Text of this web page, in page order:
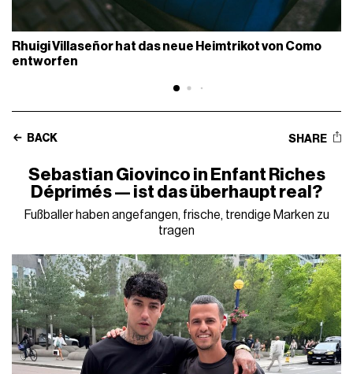
Rhuigi Villaseñor hat das neue Heimtrikot von Como
entworfen
BACK SHARE
Sebastian Giovinco in Enfant Riches
Déprimés — ist das überhaupt real?
Fußballer haben angefangen, frische, trendige Marken zu
tragen